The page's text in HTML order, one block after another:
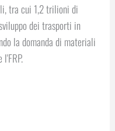
tra cui 1,2 trilioni di
dei trasporti in
la domanda di materiali